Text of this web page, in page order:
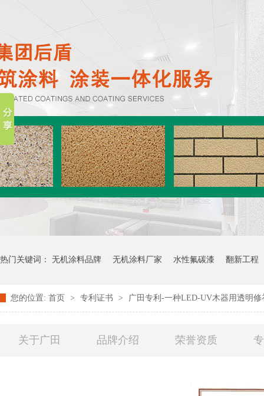
热门关键词： 无机涂料品牌 无机涂料厂家 水性氟碳漆 翻新工程
您的位置: 首页 > 专利证书 > 广田专利-一种LED-UV木器用透明
关于广田 品牌介绍 荣誉资质